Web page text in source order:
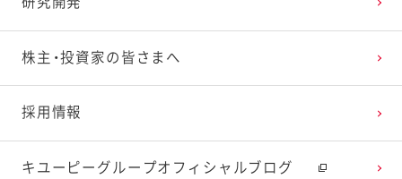
株主・投資家の皆さまへ
採用情報
キユーピーグループオフィシャルブログ